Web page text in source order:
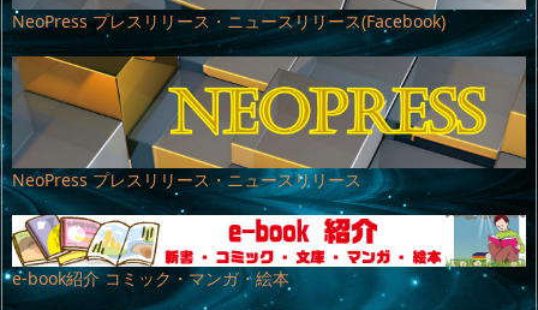
NeoPress プレスリリース・ニュースリリース(Facebook)
NeoPress プレスリリース・ニュースリリース
e-book紹介 コミック・マンガ・絵本